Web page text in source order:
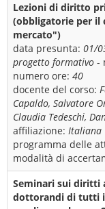
Lezioni di diritto
(obbligatorie per
mercato")
data presunta: 01/
progetto formativo -
numero ore: 40
docente del corso:
Capaldo, Salvatore
Claudia Tedeschi,
affiliazione: Italiana
programma delle
modalità di
Seminari sui diritti
dottorandi di tutti i